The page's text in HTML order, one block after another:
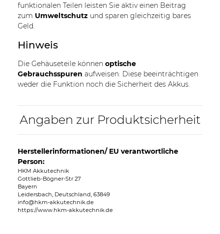
funktionalen Teilen leisten Sie aktiv einen Beitrag
zum Umweltschutz und sparen gleichzeitig bares
Geld.
Hinweis
Die Gehäuseteile können optische
Gebrauchsspuren aufweisen. Diese beeinträchtigen
weder die Funktion noch die Sicherheit des Akkus.
Angaben zur Produktsicherheit
Herstellerinformationen/ EU verantwortliche
Person:
HKM Akkutechnik
Gottlieb-Bögner-Str 27
Bayern
Leidersbach, Deutschland, 63849
info@hkm-akkutechnik.de
https://www.hkm-akkutechnik.de